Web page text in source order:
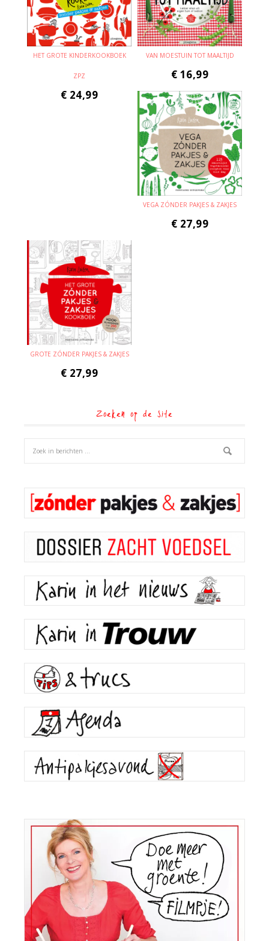
HET GROTE KINDERKOOKBOEK
ZPZ
€ 24,99
VAN MOESTUIN TOT MAALTIJD
€ 16,99
VEGA ZÓNDER PAKJES & ZAKJES
€ 27,99
GROTE ZÓNDER PAKJES & ZAKJES
€ 27,99
Zoeken op de site